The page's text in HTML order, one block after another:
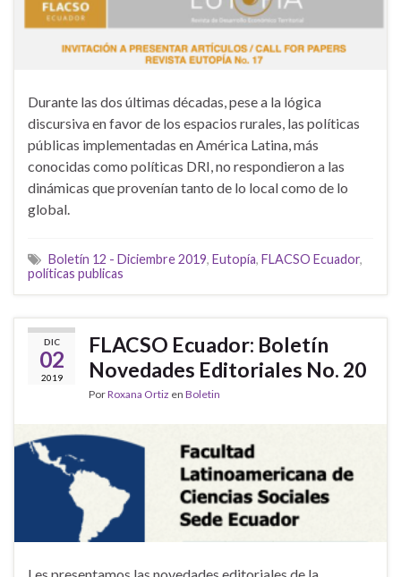
Durante las dos últimas décadas, pese a la lógica
discursiva en favor de los espacios rurales, las políticas
públicas implementadas en América Latina, más
conocidas como políticas DRI, no respondieron a las
dinámicas que provenían tanto de lo local como de lo
global.
Boletín 12 - Diciembre 2019, Eutopía, FLACSO Ecuador,
políticas publicas
DIC
02
2019
FLACSO Ecuador: Boletín
Novedades Editoriales No. 20
PorRoxana Ortiz en Boletin
Les presentamos las novedades editoriales de la